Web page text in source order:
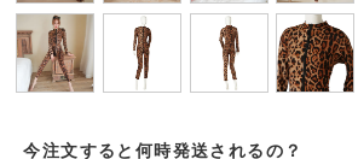
今注文すると何時発送されるの？